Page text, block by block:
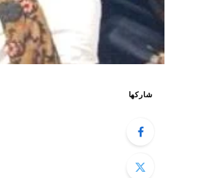
شاركها